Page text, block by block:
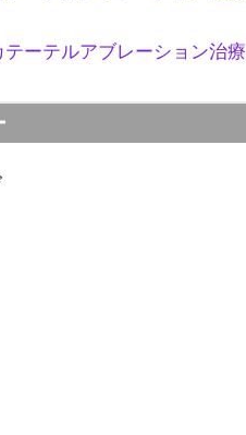
ーテルアブレーション治療